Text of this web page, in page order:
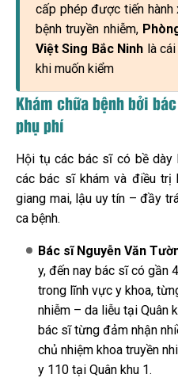
cấp phép được tiến
bệnh truyền nhiễm,
Việt Sing Bắc Ninh là
khi muốn kiểm
Khám chữa bệnh bởi
phụ phí
Hội tụ các bác sĩ có bề dày
các bác sĩ khám và điều trị
giang mai, lậu uy tín – đầy
ca bệnh.
Bác sĩ Nguyễn Văn
y, đến nay bác sĩ có gần
trong lĩnh vực y khoa,
nhiễm – da liễu tại Quân
bác sĩ từng đảm nhận
chủ nhiệm khoa truyền
y 110 tại Quân khu 1.